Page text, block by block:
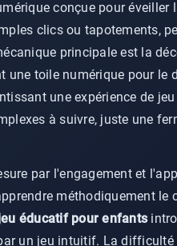
conçue pour
clics ou tapotements,
principale est la
une toile numérique pour le
une expérience de
à suivre, juste une
par l'engagement et
méthodiquement
éducatif pour enfants
un jeu intuitif. La